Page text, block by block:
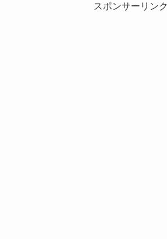
スポンサーリンク